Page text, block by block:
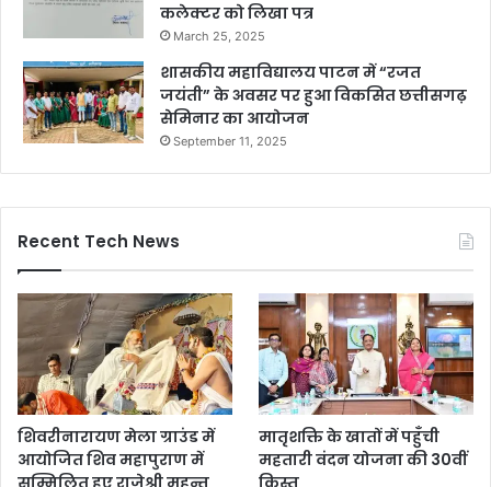
कलेक्टर को लिखा पत्र
March 25, 2025
शासकीय महाविद्यालय पाटन में “रजत
जयंती” के अवसर पर हुआ विकसित छत्तीसगढ़
सेमिनार का आयोजन
September 11, 2025
Recent Tech News
शिवरीनारायण मेला ग्राउंड में
आयोजित शिव महापुराण में
सम्मिलित हुए राजेश्री महन्त
मातृशक्ति के खातों में पहुँची
महतारी वंदन योजना की 30वीं
किस्त